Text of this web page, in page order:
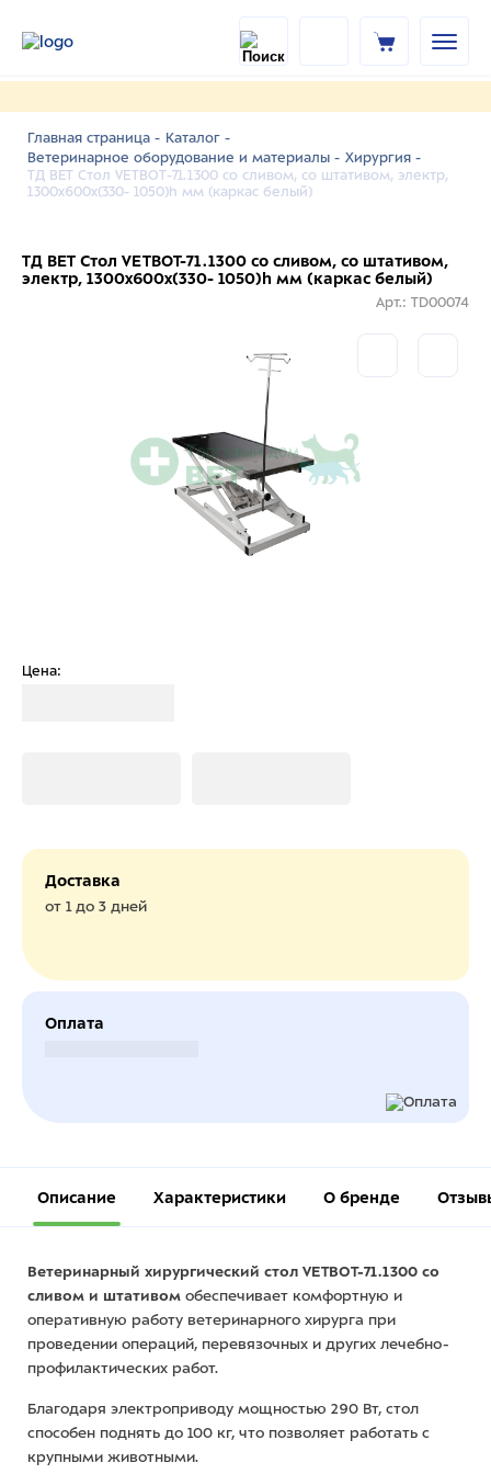
Главная страница - Каталог -
Ветеринарное оборудование и материалы - Хирургия -
ТД ВЕТ Стол VETBOT-71.1300 со сливом, со штативом, электр,
1300x600x(330- 1050)h мм (каркас белый)
ТД ВЕТ Стол VETBOT-71.1300 со сливом, со штативом,
электр, 1300x600x(330- 1050)h мм (каркас белый)
Арт.: TD00074
Цена:
Доставка
от 1 до 3 дней
Оплата
Описание Характеристики О бренде
Ветеринарный хирургический стол VETBOT-71.1300 со
сливом и штативом обеспечивает комфортную и
оперативную работу ветеринарного хирурга при
проведении операций, перевязочных и других лечебно-
профилактических работ.
Благодаря электроприводу мощностью 290 Вт, стол
способен поднять до 100 кг, что позволяет работать с
крупными животными.